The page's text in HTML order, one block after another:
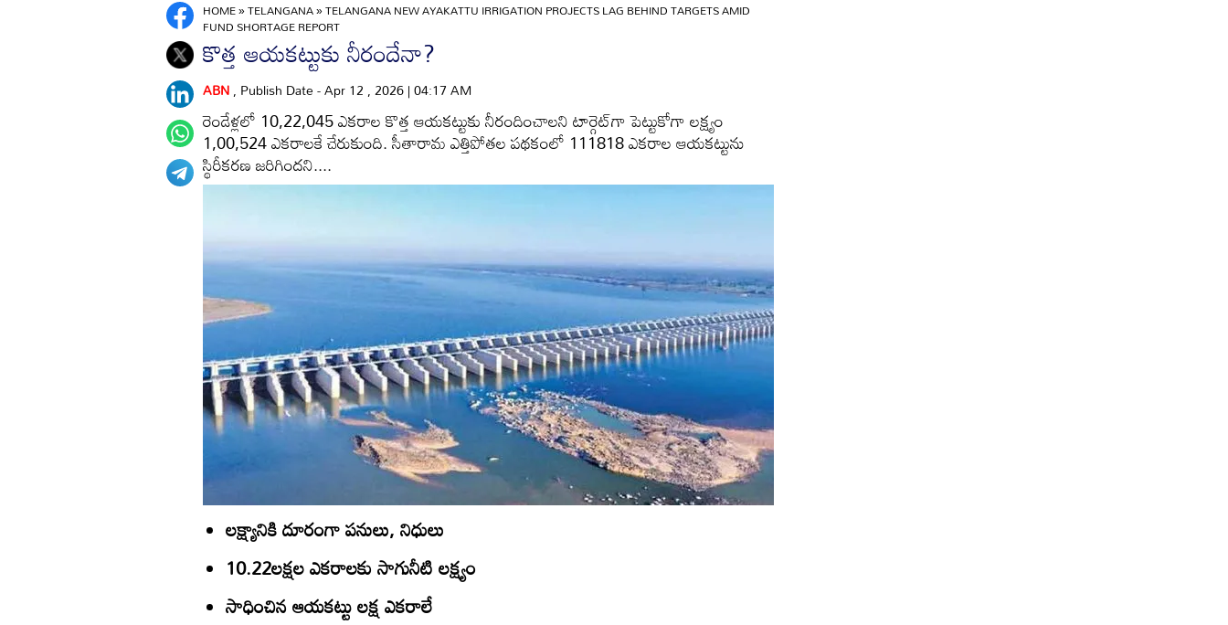
HOME»TELANGANA»TELANGANA NEW AYAKATTU IRRIGATION PROJECTS LAG BEHIND TARGETS AMID
FUND SHORTAGE REPORT
కొత్త ఆయకట్టుకు నీరందేనా?
ABN, Publish Date - Apr 12 , 2026 | 04:17 AM
రెండేళ్లలో 10,22,045 ఎకరాల కొత్త ఆయకట్టుకు నీరందించాలని టార్గెట్‌గా పెట్టుకోగా లక్ష్యం
1,00,524 ఎకరాలకే చేరుకుంది. సీతారామ ఎత్తిపోతల పథకంలో 111818 ఎకరాల ఆయకట్టును
స్థిరీకరణ జరిగిందని....
లక్ష్యానికి దూరంగా పనులు, నిధులు
10.22లక్షల ఎకరాలకు సాగునీటి లక్ష్యం
సాధించిన ఆయకట్టు లక్ష ఎకరాలే